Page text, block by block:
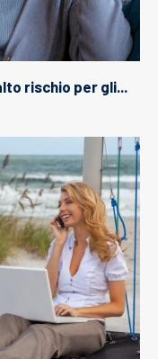
rischio per gli...